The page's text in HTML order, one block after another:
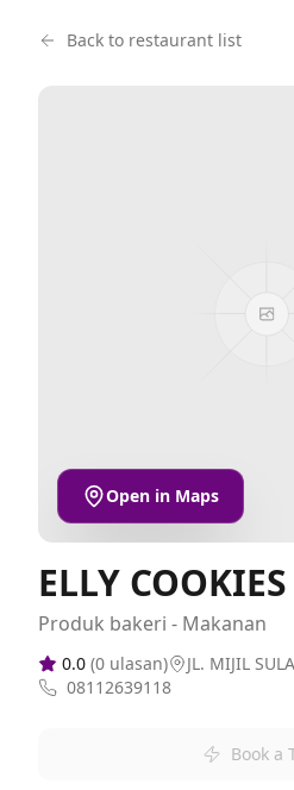
Back to restaurant list
Open in Maps
ELLY COOKIES
Produk bakeri - Makanan
0.0 (0 ulasan)
JL. MIJIL
08112639118
Book a